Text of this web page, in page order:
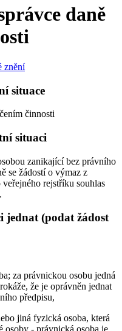
daně
znění
situace
činnosti
situaci
zanikající bez právního
se žádostí o výmaz z
rejstříku souhlas
jednat (podat žádost
za právnickou osobu jedná
že je oprávněn jednat
předpisu,
jiná fyzická osoba, která